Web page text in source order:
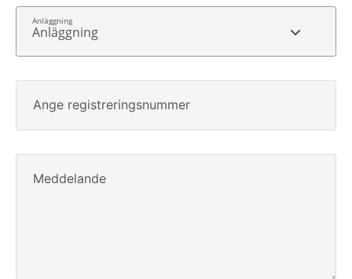
Anläggning
Ange registreringsnummer
Meddelande